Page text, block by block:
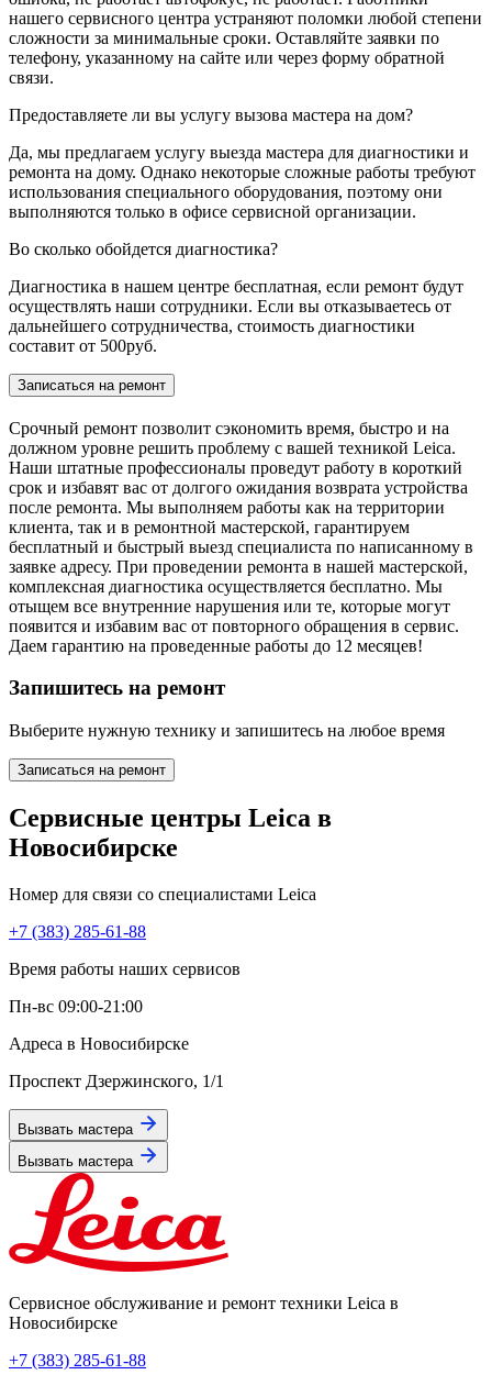
нашего сервисного центра устраняют поломки любой степени
сложности за минимальные сроки. Оставляйте заявки по
телефону, указанному на сайте или через форму обратной
связи.
Предоставляете ли вы услугу вызова мастера на дом?
Да, мы предлагаем услугу выезда мастера для диагностики и
ремонта на дому. Однако некоторые сложные работы требуют
использования специального оборудования, поэтому они
выполняются только в офисе сервисной организации.
Во сколько обойдется диагностика?
Диагностика в нашем центре бесплатная, если ремонт будут
осуществлять наши сотрудники. Если вы отказываетесь от
дальнейшего сотрудничества, стоимость диагностики
составит от 500руб.
Записаться на ремонт
Срочный ремонт позволит сэкономить время, быстро и на
должном уровне решить проблему с вашей техникой Leica.
Наши штатные профессионалы проведут работу в короткий
срок и избавят вас от долгого ожидания возврата устройства
после ремонта. Мы выполняем работы как на территории
клиента, так и в ремонтной мастерской, гарантируем
бесплатный и быстрый выезд специалиста по написанному в
заявке адресу. При проведении ремонта в нашей мастерской,
комплексная диагностика осуществляется бесплатно. Мы
отыщем все внутренние нарушения или те, которые могут
появится и избавим вас от повторного обращения в сервис.
Даем гарантию на проведенные работы до 12 месяцев!
Запишитесь на ремонт
Выберите нужную технику и запишитесь на любое время
Записаться на ремонт
Сервисные центры Leica в
Новосибирске
Номер для связи со специалистами Leica
+7 (383) 285-61-88
Время работы наших сервисов
Пн-вс 09:00-21:00
Адреса в Новосибирске
Проспект Дзержинского, 1/1
Вызвать мастера
Вызвать мастера
Сервисное обслуживание и ремонт техники Leica в
Новосибирске
+7 (383) 285-61-88